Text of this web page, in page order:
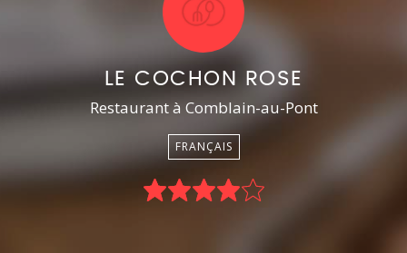
LE COCHON ROSE
Restaurant à Comblain-au-Pont
FRANÇAIS